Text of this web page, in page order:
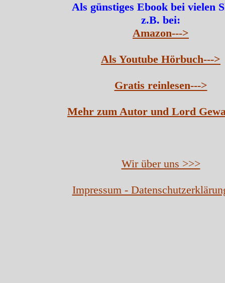
Als günstiges Ebook bei vielen
z.B. bei:
Amazon--->
Als Youtube Hörbuch--->
Gratis reinlesen--->
Mehr zum Autor und Lord
Wir über uns >>>
Impressum -